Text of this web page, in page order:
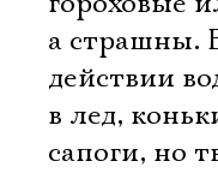
а страшны.
действии
в лед,
сапоги, но